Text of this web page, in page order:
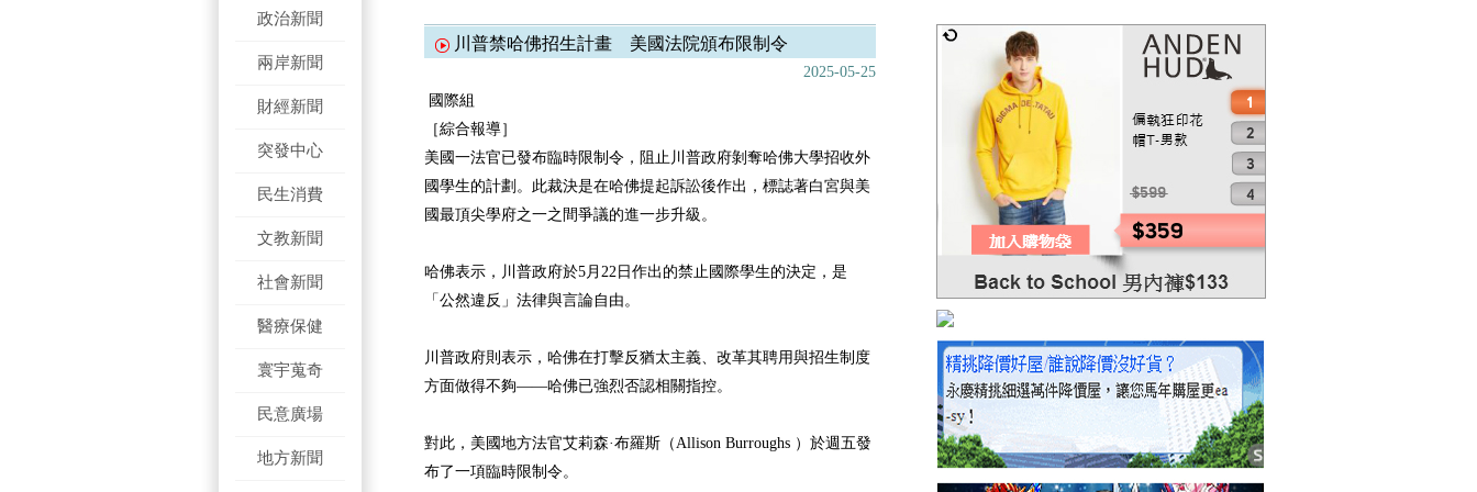
政治新聞
兩岸新聞
財經新聞
突發中心
民生消費
文教新聞
社會新聞
醫療保健
寰宇蒐奇
民意廣場
地方新聞
川普禁哈佛招生計畫 美國法院頒布限制令
2025-05-25
國際組
［綜合報導］
美國一法官已發布臨時限制令，阻止川普政府剝奪哈佛大學招收外
國學生的計劃。此裁決是在哈佛提起訴訟後作出，標誌著白宮與美
國最頂尖學府之一之間爭議的進一步升級。
哈佛表示，川普政府於5月22日作出的禁止國際學生的決定，是
「公然違反」法律與言論自由。
川普政府則表示，哈佛在打擊反猶太主義、改革其聘用與招生制度
方面做得不夠——哈佛已強烈否認相關指控。
對此，美國地方法官艾莉森·布羅斯（Allison Burroughs ）於週五發
布了一項臨時限制令。